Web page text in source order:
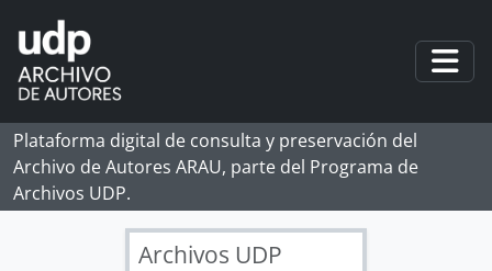
Skip to main content
Plataforma digital de consulta y preservación del
Archivo de Autores ARAU, parte del Programa de
Archivos UDP.
Archivos UDP